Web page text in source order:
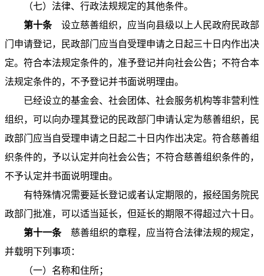
（七）法律、行政法规规定的其他条件。
第十条设立慈善组织，应当向县级以上人民政府民政部
门申请登记，民政部门应当自受理申请之日起三十日内作出决
定。符合本法规定条件的，准予登记并向社会公告；不符合本
法规定条件的，不予登记并书面说明理由。
已经设立的基金会、社会团体、社会服务机构等非营利性
组织，可以向办理其登记的民政部门申请认定为慈善组织，民
政部门应当自受理申请之日起二十日内作出决定。符合慈善组
织条件的，予以认定并向社会公告；不符合慈善组织条件的，
不予认定并书面说明理由。
有特殊情况需要延长登记或者认定期限的，报经国务院民
政部门批准，可以适当延长，但延长的期限不得超过六十日。
第十一条慈善组织的章程，应当符合法律法规的规定，
并载明下列事项：
（一）名称和住所；